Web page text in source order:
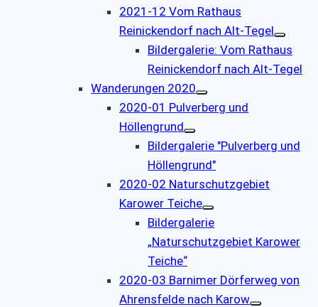
2021-12 Vom Rathaus
Reinickendorf nach Alt-Tegel
Bildergalerie: Vom Rathaus
Reinickendorf nach Alt-Tegel
Wanderungen 2020
2020-01 Pulverberg und
Höllengrund
Bildergalerie "Pulverberg und
Höllengrund"
2020-02 Naturschutzgebiet
Karower Teiche
Bildergalerie
„Naturschutzgebiet Karower
Teiche“
2020-03 Barnimer Dörferweg von
Ahrensfelde nach Karow